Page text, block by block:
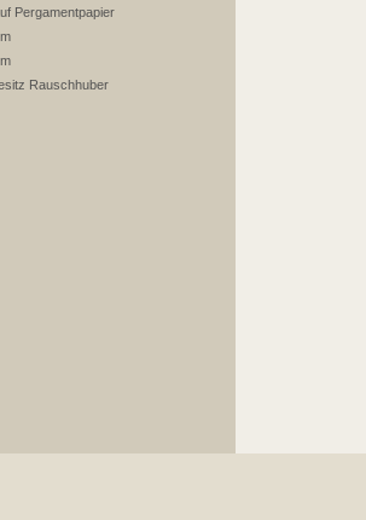
Pergamentpapier
Rauschhuber